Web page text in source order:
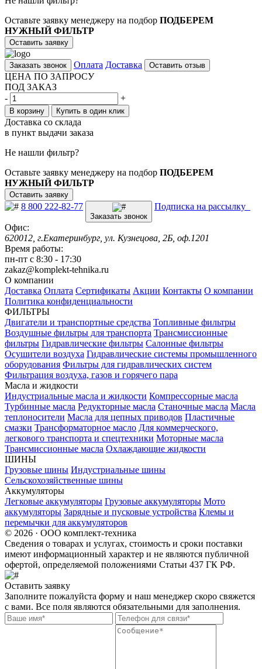
Оставьте заявку менеджеру на подбор ПОДБЕРЕМ
НУЖНЫЙ ФИЛЬТР
Оставить заявку
Заказать звонок Оплата Доставка Оставить отзыв
ЦЕНА ПО ЗАПРОСУ
ПОД ЗАКАЗ
-
+
В корзину Купить в один клик
Доставка со склада
в пункт выдачи заказа
Не нашли фильтр?
Оставьте заявку менеджеру на подбор ПОДБЕРЕМ
НУЖНЫЙ ФИЛЬТР
Оставить заявку
8 800 222-82-77
Заказать звонок
Подписка на рассылку
Офис:
620012, г.Екатеринбург, ул. Кузнецова, 2Б, оф.1201
Время работы:
пн-пт с 8:30 - 17:30
zakaz@komplekt-tehnika.ru
О компании
Доставка Оплата Сертификаты Акции Контакты О компании
Политика конфиденциальности
ФИЛЬТРЫ
Двигатели и транспортные средства Топливные фильтры
Воздушные фильтры для транспорта Трансмиссионные
фильтры Гидравлические фильтры Салонные фильтры
Осушители воздуха Гидравлические системы промышленного
оборудования Фильтры для гидравлических систем
Фильтрация воздуха, газов и горячего пара
Масла и жидкости
Индустриальные масла и жидкости Компрессорные масла
Турбинные масла Редукторные масла Станочные масла Масла
теплоносители Масла для цепных приводов Пластичные
смазки Трансформаторное масло Для коммерческого,
легкового транспорта и спецтехники Моторные масла
Трансмиссионные масла Охлаждающие жидкости
ШИНЫ
Грузовые шины Индустриальные шины
Сельскохозяйственные шины
Аккумуляторы
Легковые аккумуляторы Грузовые аккумуляторы Мото
аккумуляторы Зарядные и пусковые устройства Клемы и
перемычки для аккумуляторов
© 2026 · ООО комплект-техника
Сведения о товарах и услугах, стоимость и сроки поставки
имеют информационный характер и не являются публичной
офертой, определяемой положениями Статьи 437 ГК РФ.
Оставить заявку
Заполните пожалуйста форму и наш менеджер скоро свяжется
с вами. Все поля являются обязательными для заполнения.